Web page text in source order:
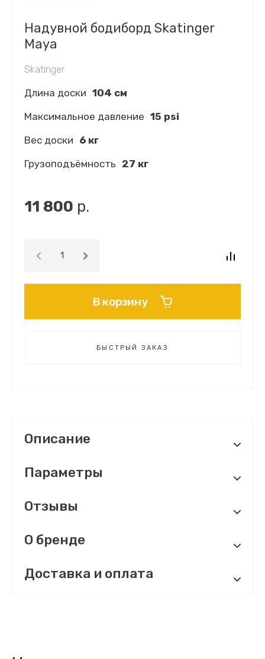
Надувной бодиборд Skatinger
Maya
Skatinger
Длина доски 104 см
Максимальное давление 15 psi
Вес доски 6 кг
Грузоподъёмность 27 кг
11 800 р.
В корзину
БЫСТРЫЙ ЗАКАЗ
Описание
Параметры
Отзывы
О бренде
Доставка и оплата